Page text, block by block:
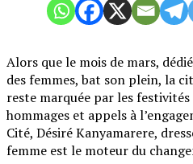
Alors que le mois de mars,
des femmes, bat son plein, la
reste marquée par les
hommages et appels à
Cité, Désiré Kanyamarere,
femme est le moteur du